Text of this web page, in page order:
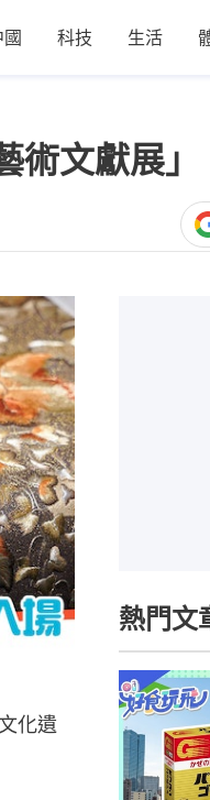
國 科技 生活
術文獻展
化遺
熱門文